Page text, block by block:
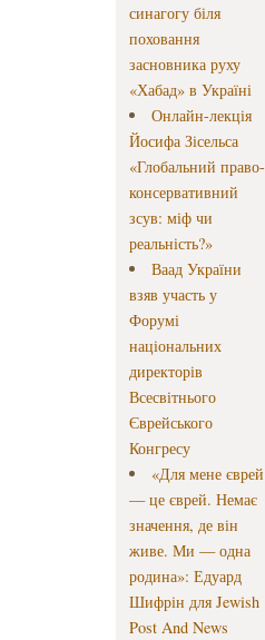
синагогу біля
поховання
засновника руху
«Хабад» в Україні
Онлайн-лекція
Йосифа Зісельса
«Глобальний право-
консервативний
зсув: міф чи
реальність?»
Ваад України
взяв участь у
Форумі
національних
директорів
Всесвітнього
Єврейського
Конгресу
«Для мене єврей
— це єврей. Немає
значення, де він
живе. Ми — одна
родина»: Едуард
Шифрін для Jewish
Post And News